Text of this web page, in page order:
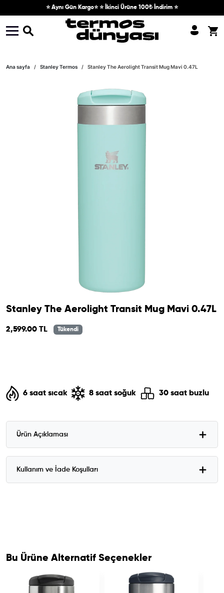
Skip to content⭐ Aynı Gün Kargo⭐ ⭐ İkinci Ürüne 100₺ İndirim ⭐
Ana sayfa Stanley Termos Stanley The Aerolight Transit Mug Mavi 0.47L
Stanley The Aerolight Transit Mug Mavi 0.47L
2,599.00 TL Tükendi
6 saat sıcak 8 saat soğuk 30 saat buzlu
Ürün Açıklaması
Kullanım ve İade Koşulları
Bu Ürüne Alternatif Seçenekler